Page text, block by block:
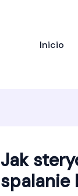
Inicio
Jak
spalanie